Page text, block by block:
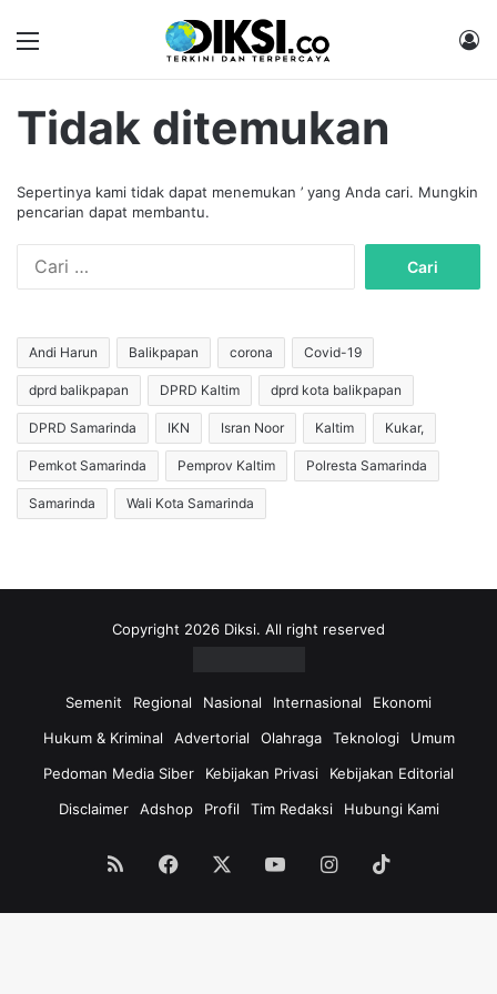
Tidak ditemukan
Sepertinya kami tidak dapat menemukan ’ yang Anda cari. Mungkin
pencarian dapat membantu.
u
n
t
u
k
:
Andi Harun Balikpapan corona Covid-19
dprd balikpapan DPRD Kaltim dprd kota balikpapan
DPRD Samarinda IKN Isran Noor Kaltim Kukar,
Pemkot Samarinda Pemprov Kaltim Polresta Samarinda
Samarinda Wali Kota Samarinda
Copyright 2026 Diksi. All right reserved
Semenit Regional Nasional Internasional
Ekonomi
Hukum & Kriminal
Advertorial Olahraga Teknologi
Umum
Pedoman Media Siber
Kebijakan Privasi
Kebijakan Editorial
Disclaimer
Adshop Profil Tim Redaksi Hubungi Kami
RSS Facebook YouTubeInstagram